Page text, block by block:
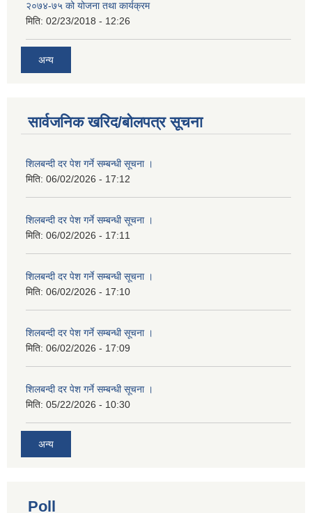
२०७४-७५ को योजना तथा कार्यक्रम
मिति: 02/23/2018 - 12:26
अन्य
सार्वजनिक खरिद/बोलपत्र सूचना
शिलबन्दी दर पेश गर्ने सम्बन्धी सूचना ।
मिति: 06/02/2026 - 17:12
शिलबन्दी दर पेश गर्ने सम्बन्धी सूचना ।
मिति: 06/02/2026 - 17:11
शिलबन्दी दर पेश गर्ने सम्बन्धी सूचना ।
मिति: 06/02/2026 - 17:10
शिलबन्दी दर पेश गर्ने सम्बन्धी सूचना ।
मिति: 06/02/2026 - 17:09
शिलबन्दी दर पेश गर्ने सम्बन्धी सूचना ।
मिति: 05/22/2026 - 10:30
अन्य
Poll